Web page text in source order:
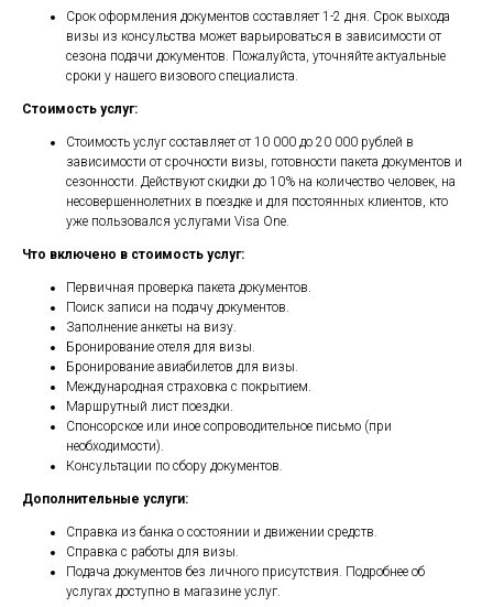
Срок оформления документов составляет 1-2 дня. Срок выхода
визы из консульства может варьироваться в зависимости от
сезона подачи документов. Пожалуйста, уточняйте актуальные
сроки у нашего визового специалиста.
Стоимость услуг:
Стоимость услуг составляет от 10 000 до 20 000 рублей в
зависимости от срочности визы, готовности пакета документов и
сезонности. Действуют скидки до 10% на количество человек, на
несовершеннолетних в поездке и для постоянных клиентов, кто
уже пользовался услугами Visa One.
Что включено в стоимость услуг:
Первичная проверка пакета документов.
Поиск записи на подачу документов.
Заполнение анкеты на визу.
Бронирование отеля для визы.
Бронирование авиабилетов для визы.
Международная страховка с покрытием.
Маршрутный лист поездки.
Спонсорское или иное сопроводительное письмо (при
необходимости).
Консультации по сбору документов.
Дополнительные услуги:
Справка из банка о состоянии и движении средств.
Справка с работы для визы.
Подача документов без личного присутствия. Подробнее об
услугах доступно в магазине услуг.